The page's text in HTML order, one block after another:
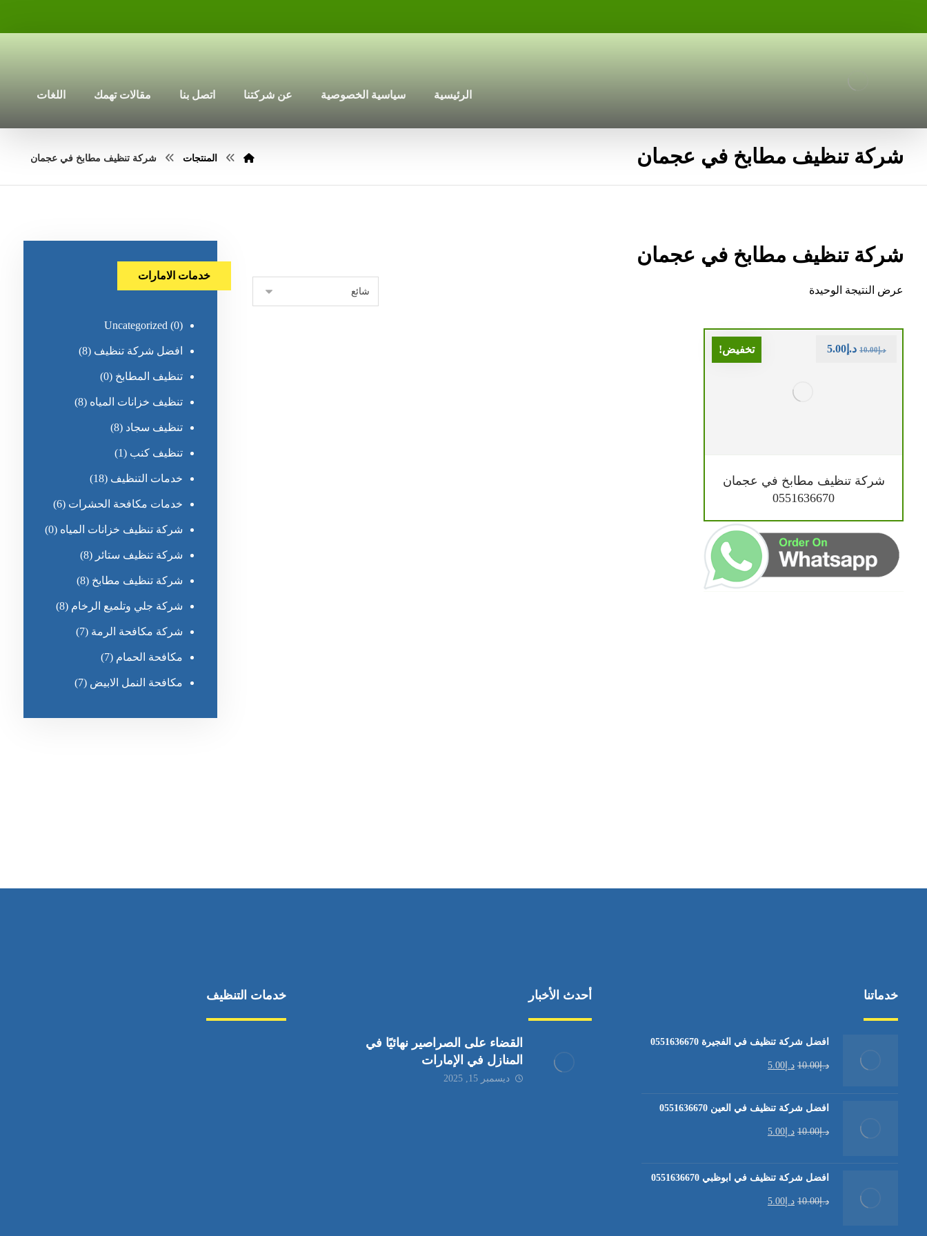
الرئيسية سياسية الخصوصية عن شركتنا اتصل بنا مقالات تهمك اللغات
شركة تنظيف مطابخ في عجمان المنتجات شركة تنظيف مطابخ في عجمان
شركة تنظيف مطابخ في عجمان
عرض النتيجة الوحيدة
تخفيض!
شركة تنظيف مطابخ في عجمان
0551636670
د.إ10.00 د.إ 5.00
خدمات الامارات
Uncategorized (0)
افضل شركة تنظيف (8)
تنظيف المطابخ (0)
تنظيف خزانات المياه (8)
تنظيف سجاد (8)
تنظيف كنب (1)
خدمات التنظيف (18)
خدمات مكافحة الحشرات (6)
شركة تنظيف خزانات المياه (0)
شركة تنظيف ستائر (8)
شركة تنظيف مطابخ (8)
شركة جلي وتلميع الرخام (8)
شركة مكافحة الرمة (7)
مكافحة الحمام (7)
مكافحة النمل الابيض (7)
خدماتنا
افضل شركة تنظيف في الفجيرة 0551636670
د.إ10.00 د.إ 5.00
افضل شركة تنظيف في العين 0551636670
د.إ10.00 د.إ 5.00
افضل شركة تنظيف في ابوظبي 0551636670
د.إ10.00 د.إ 5.00
أحدث الأخبار
القضاء على الصراصير نهائيًا في
المنازل في الإمارات
ديسمبر 15, 2025
خدمات التنظيف